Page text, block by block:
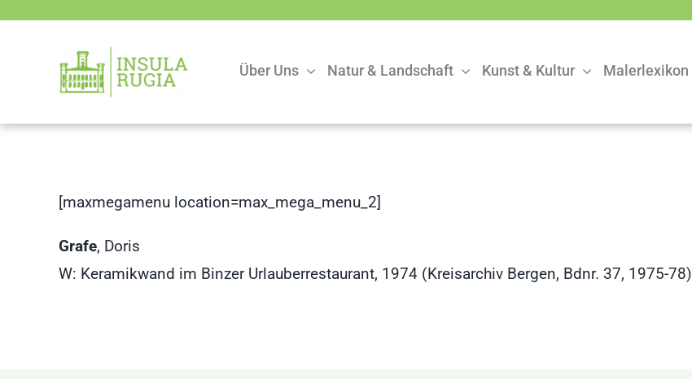
springen
Über Uns Natur & Landschaft Kunst & Kultur Malerlexikon
[maxmegamenu location=max_mega_menu_2]
Grafe, Doris
W: Keramikwand im Binzer Urlauberrestaurant, 1974 (Kreisarchiv Bergen, Bdnr. 37, 1975-78)